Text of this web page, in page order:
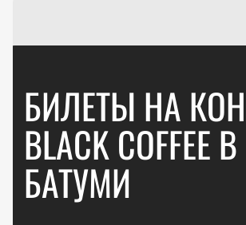
БИЛЕТЫ НА
BLACK COFFEE В
БАТУМИ